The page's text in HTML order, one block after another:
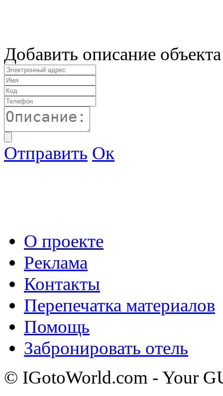
Добавить описание объекта
Отправить Ок
О проекте
Реклама
Контакты
Перепечатка материалов
Помощь
Забронировать отель
© IGotoWorld.com - Your